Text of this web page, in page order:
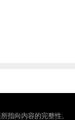
指向内容的完整性、